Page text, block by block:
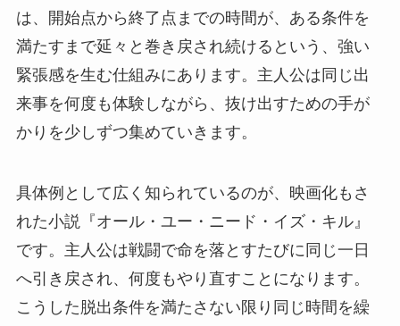
は、開始点から終了点までの時間が、ある条件を
満たすまで延々と巻き戻され続けるという、強い
緊張感を生む仕組みにあります。主人公は同じ出
来事を何度も体験しながら、抜け出すための手が
かりを少しずつ集めていきます。
具体例として広く知られているのが、映画化もさ
れた小説『オール・ユー・ニード・イズ・キル』
です。主人公は戦闘で命を落とすたびに同じ一日
へ引き戻され、何度もやり直すことになります。
こうした脱出条件を満たさない限り同じ時間を繰